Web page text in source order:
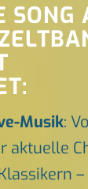
SONG
Musik:
aktuelle